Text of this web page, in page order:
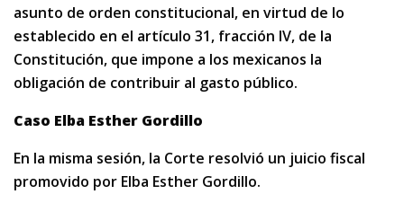
asunto de orden constitucional, en virtud de lo
establecido en el artículo 31, fracción IV, de la
Constitución, que impone a los mexicanos la
obligación de contribuir al gasto público.
Caso Elba Esther Gordillo
En la misma sesión, la Corte resolvió un juicio fiscal
promovido por Elba Esther Gordillo.